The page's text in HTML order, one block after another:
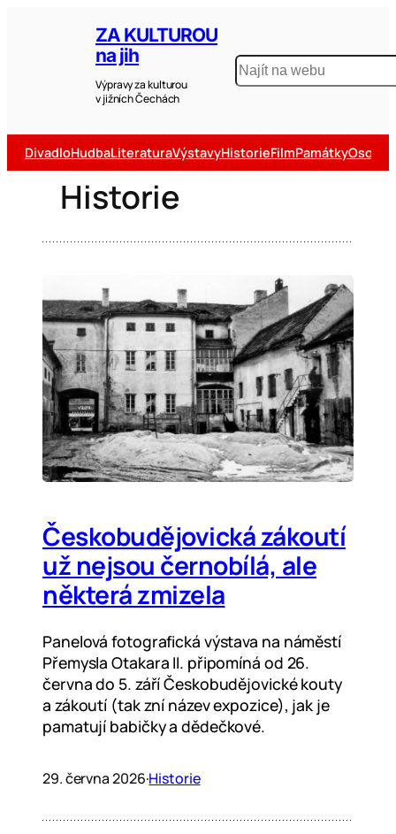
ZA KULTUROU
na jih
Výpravy za kulturou
v jižních Čechách
DivadloHudbaLiteraturaVýstavyHistorieFilmPamátky
Historie
Českobudějovická zákoutí
už nejsou černobílá, ale
některá zmizela
Panelová fotografická výstava na náměstí
Přemysla Otakara II. připomíná od 26.
června do 5. září Českobudějovické kouty
a zákoutí (tak zní název expozice), jak je
pamatují babičky a dědečkové.
29. června 2026·Historie